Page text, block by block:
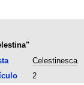
Celestinesca
2